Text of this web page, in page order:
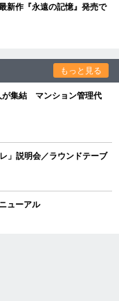
新作『永遠の記憶』発売で
もっと見る
が集結 マンション管理代
」説明会／ラウンドテーブ
ューアル